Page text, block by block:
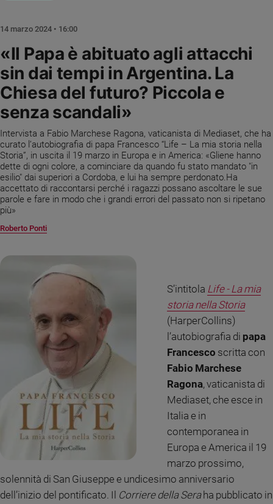
Fede
e
spiritualità
Santi
e
fede
Parola
del
giorno
Santo
del
giorno
Ambiente
Volontariato
Caso
della
settimana
Migranti
inclusione
Costume
«Il Papa è abituato agli attacchi
sin dai tempi in Argentina. La
Chiesa del futuro? Piccola e
senza scandali»
Intervista a Fabio Marchese Ragona, vaticanista di Mediaset, che ha
curato l’autobiografia di papa Francesco “Life – La mia storia nella
Storia”, in uscita il 19 marzo in Europa e in America: «Gliene hanno
dette di ogni colore, a cominciare da quando fu stato mandato "in
esilio" dai superiori a Cordoba, e lui ha sempre perdonato.Ha
accettato di raccontarsi perché i ragazzi possano ascoltare le sue
parole e fare in modo che i grandi errori del passato non si ripetano
più»
Roberto Ponti
14 marzo 2024 • 16:00
S’intitola Life - La mia
storia nella Storia
(HarperCollins)
l’autobiografia di papa
Francesco scritta con
Fabio Marchese
Ragona, vaticanista di
Mediaset, che esce in
Italia e in
contemporanea in
Europa e America il 19
marzo prossimo,
solennità di San Giuseppe e undicesimo anniversario
dell’inizio del pontificato. Il Corriere della Seraha pubblicato in